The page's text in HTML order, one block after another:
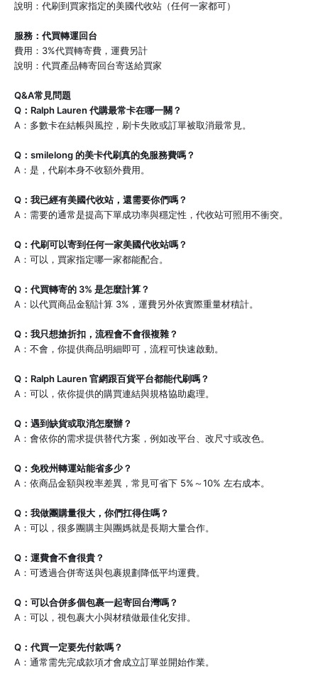
說明：代刷到買家指定的美國代收站（任何一家都可）
服務：代買轉運回台
費用：3%代買轉寄費，運費另計
說明：代買產品轉寄回台寄送給買家
Q&A常見問題
Q：Ralph Lauren 代購最常卡在哪一關？
A：多數卡在結帳與風控，刷卡失敗或訂單被取消最常見。
Q：smilelong 的美卡代刷真的免服務費嗎？
A：是，代刷本身不收額外費用。
Q：我已經有美國代收站，還需要你們嗎？
A：需要的通常是提高下單成功率與穩定性，代收站可照用不衝突。
Q：代刷可以寄到任何一家美國代收站嗎？
A：可以，買家指定哪一家都能配合。
Q：代買轉寄的 3% 是怎麼計算？
A：以代買商品金額計算 3%，運費另外依實際重量材積計。
Q：我只想搶折扣，流程會不會很複雜？
A：不會，你提供商品明細即可，流程可快速啟動。
Q：Ralph Lauren 官網跟百貨平台都能代刷嗎？
A：可以，依你提供的購買連結與規格協助處理。
Q：遇到缺貨或取消怎麼辦？
A：會依你的需求提供替代方案，例如改平台、改尺寸或改色。
Q：免稅州轉運站能省多少？
A：依商品金額與稅率差異，常見可省下 5%～10% 左右成本。
Q：我做團購量很大，你們扛得住嗎？
A：可以，很多團購主與團媽就是長期大量合作。
Q：運費會不會很貴？
A：可透過合併寄送與包裹規劃降低平均運費。
Q：可以合併多個包裹一起寄回台灣嗎？
A：可以，視包裹大小與材積做最佳化安排。
Q：代買一定要先付款嗎？
A：通常需先完成款項才會成立訂單並開始作業。